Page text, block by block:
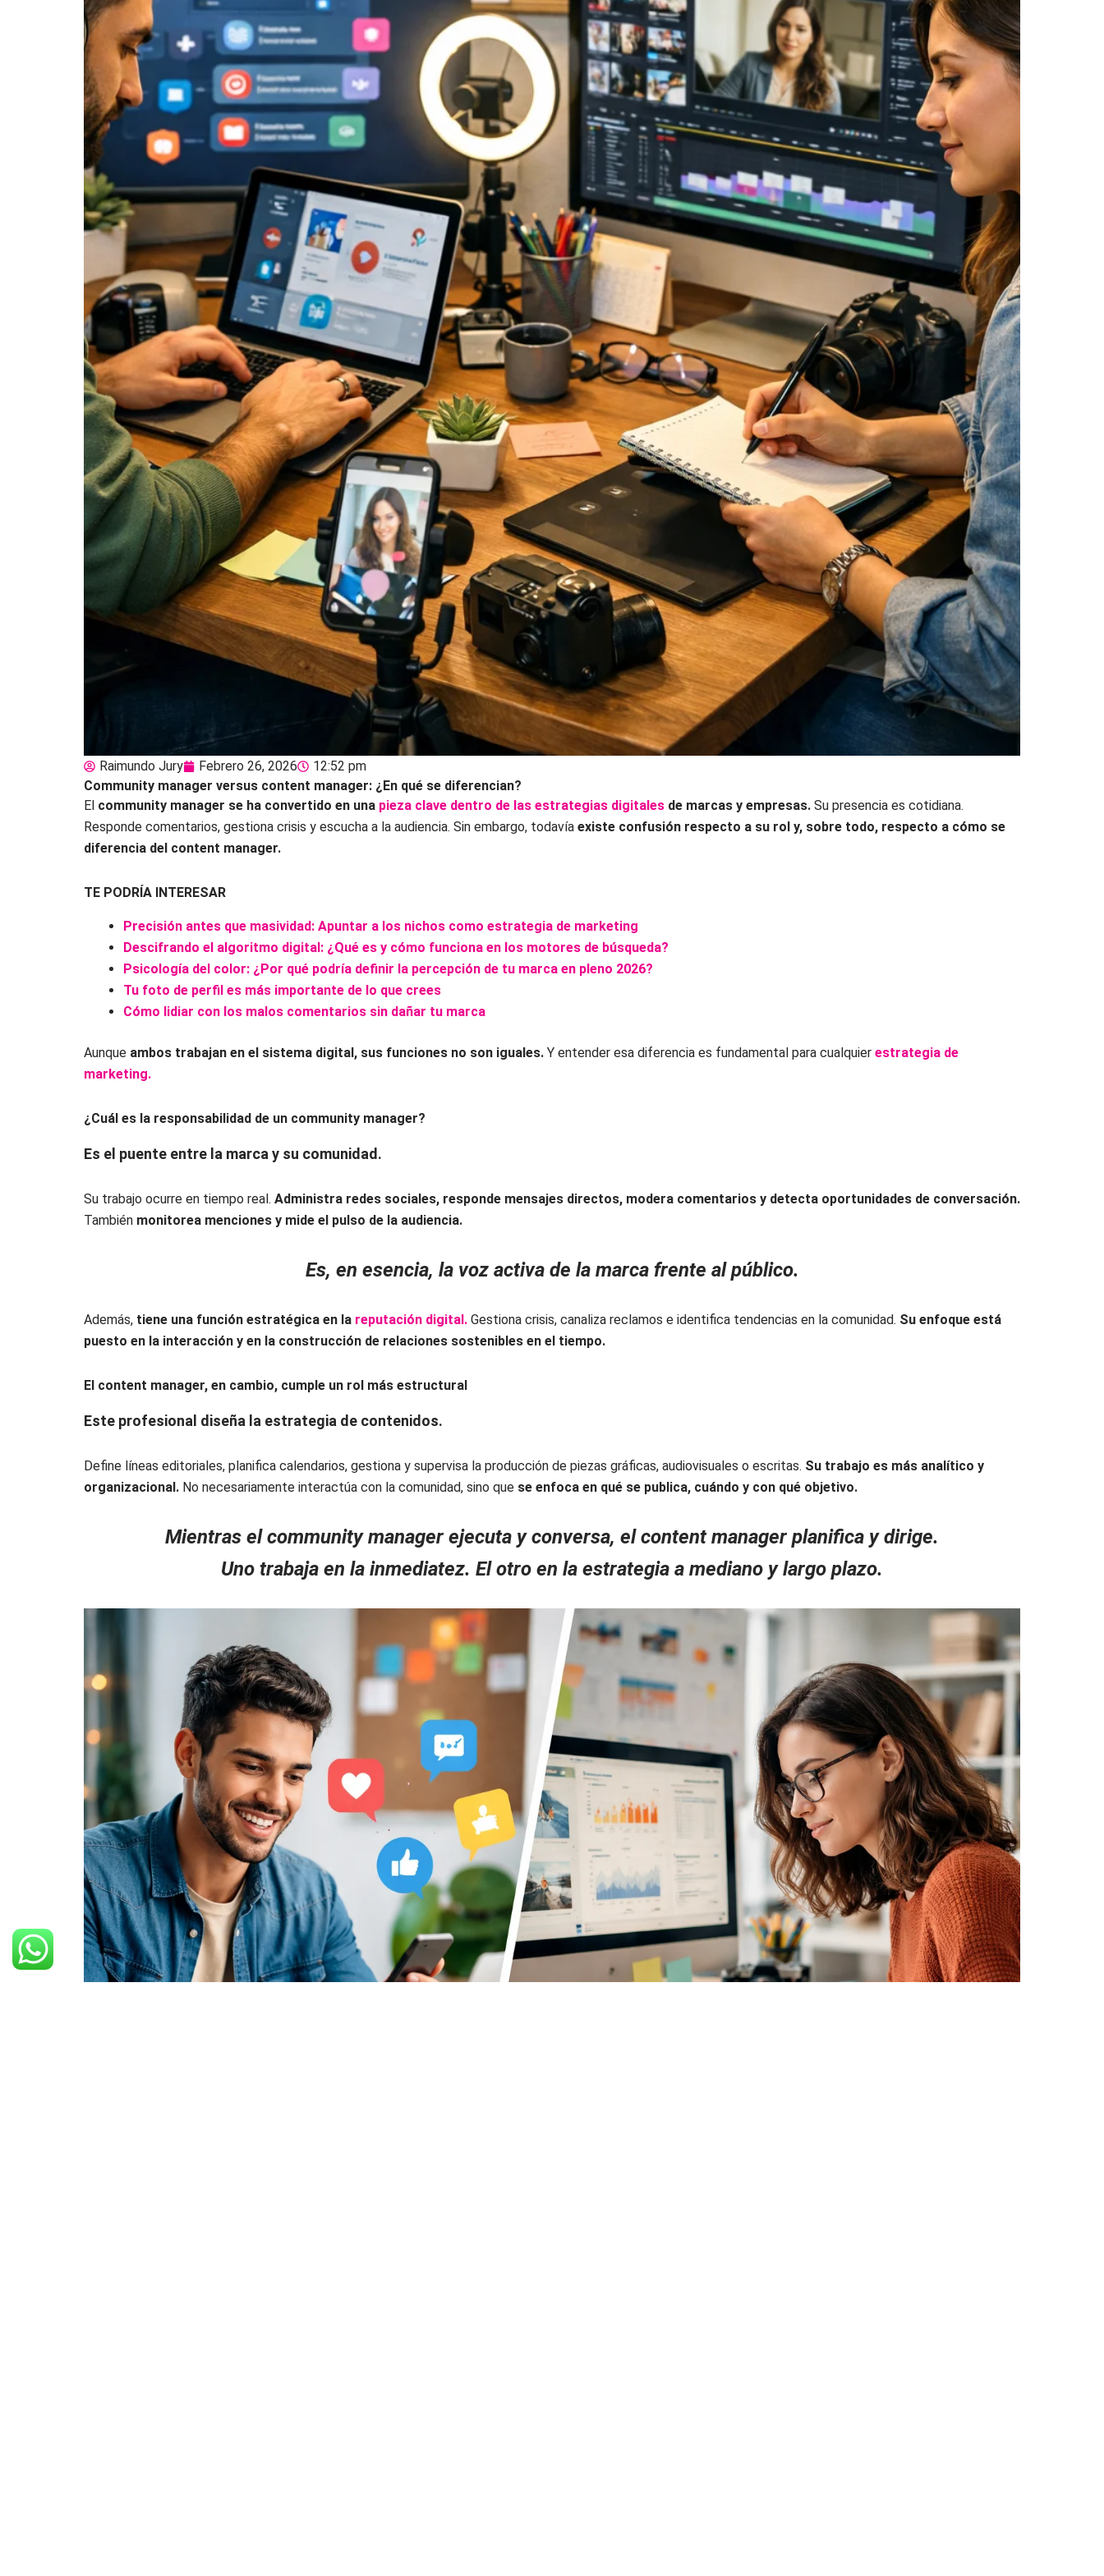
Raimundo Jury Febrero 26, 2026
12:52 pm
Community manager versus content manager: ¿En qué se diferencian?
El community manager se ha convertido en una pieza clave dentro de las estrategias digitales de marcas y empresas. Su presencia es cotidiana.
Responde comentarios, gestiona crisis y escucha a la audiencia. Sin embargo, todavía existe confusión respecto a su rol y, sobre todo, respecto a cómo se
diferencia del content manager.
TE PODRÍA INTERESAR
Precisión antes que masividad: Apuntar a los nichos como estrategia de marketing
Descifrando el algoritmo digital: ¿Qué es y cómo funciona en los motores de búsqueda?
Psicología del color: ¿Por qué podría definir la percepción de tu marca en pleno 2026?
Tu foto de perfil es más importante de lo que crees
Cómo lidiar con los malos comentarios sin dañar tu marca
Aunque ambos trabajan en el sistema digital, sus funciones no son iguales. Y entender esa diferencia es fundamental para cualquier estrategia de
marketing.
¿Cuál es la responsabilidad de un community manager?
Es el puente entre la marca y su comunidad.
Su trabajo ocurre en tiempo real. Administra redes sociales, responde mensajes directos, modera comentarios y detecta oportunidades de conversación.
También monitorea menciones y mide el pulso de la audiencia.
Es, en esencia, la voz activa de la marca frente al público.
Además, tiene una función estratégica en la reputación digital. Gestiona crisis, canaliza reclamos e identifica tendencias en la comunidad. Su enfoque está
puesto en la interacción y en la construcción de relaciones sostenibles en el tiempo.
El content manager, en cambio, cumple un rol más estructural
Este profesional diseña la estrategia de contenidos.
Define líneas editoriales, planifica calendarios, gestiona y supervisa la producción de piezas gráficas, audiovisuales o escritas. Su trabajo es más analítico y
organizacional. No necesariamente interactúa con la comunidad, sino que se enfoca en qué se publica, cuándo y con qué objetivo.
Mientras el community manager ejecuta y conversa, el content manager planifica y dirige.
Uno trabaja en la inmediatez. El otro en la estrategia a mediano y largo plazo.